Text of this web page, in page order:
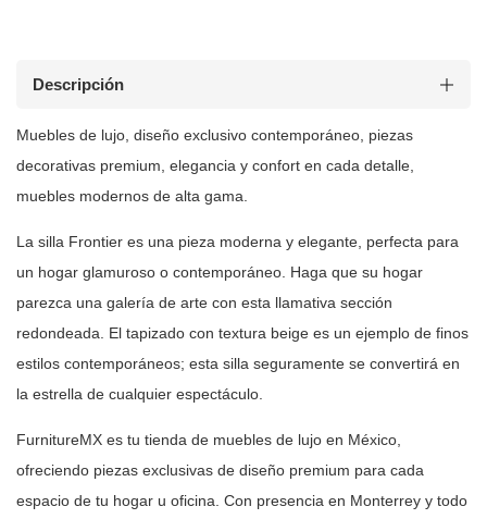
Descripción
Muebles de lujo, diseño exclusivo contemporáneo, piezas
decorativas premium, elegancia y confort en cada detalle,
muebles modernos de alta gama.
La silla Frontier es una pieza moderna y elegante, perfecta para
un hogar glamuroso o contemporáneo. Haga que su hogar
parezca una galería de arte con esta llamativa sección
redondeada. El tapizado con textura beige es un ejemplo de finos
estilos contemporáneos; esta silla seguramente se convertirá en
la estrella de cualquier espectáculo.
FurnitureMX es tu tienda de muebles de lujo en México,
ofreciendo piezas exclusivas de diseño premium para cada
espacio de tu hogar u oficina. Con presencia en Monterrey y todo